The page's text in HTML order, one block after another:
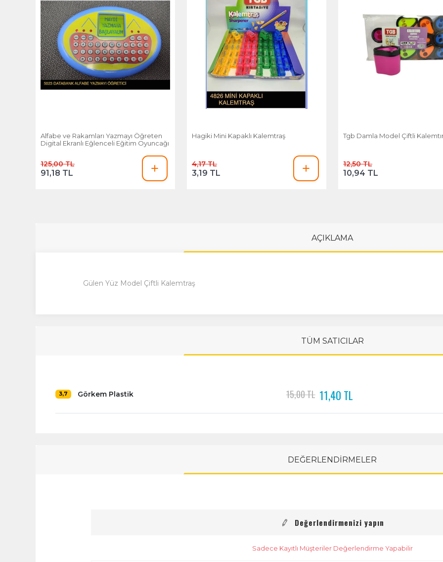
Alfabe ve Rakamları Yazmayı Öğreten
Digital Ekranlı Eğlenceli Eğitim Oyuncağı
125,00 TL
91,18 TL
Hagiki Mini Kapaklı Kalemtraş
4,17 TL
3,19 TL
Tgb Damla Model Çiftli
12,50 TL
10,94 TL
AÇIKLAMA
Gülen Yüz Model Çiftli Kalemtraş
TÜM SATICILAR
3,7 Görkem Plastik 15,00 TL 11,40 TL
DEĞERLENDİRMELER
Değerlendirmenizi yapın
Sadece Kayıtlı Müşteriler Değerlendirme Yapabilir